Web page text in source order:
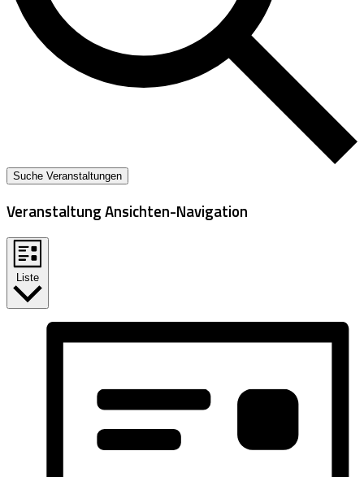
Suche Veranstaltungen
Veranstaltung Ansichten-Navigation
Liste